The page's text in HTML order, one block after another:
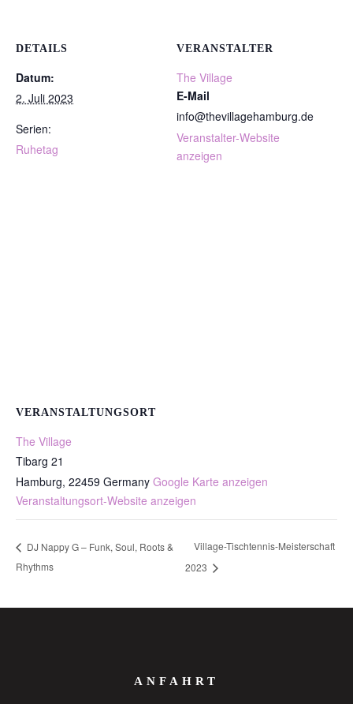
DETAILS
Datum:
2. Juli 2023
Serien:
Ruhetag
VERANSTALTER
The Village
E-Mail
info@thevillagehamburg.de
Veranstalter-Website
anzeigen
VERANSTALTUNGSORT
The Village
Tibarg 21
Hamburg, 22459 Germany Google Karte anzeigen
Veranstaltungsort-Website anzeigen
DJ Nappy G – Funk, Soul, Roots &
Rhythms
Village-Tischtennis-Meisterschaft
2023
ANFAHRT